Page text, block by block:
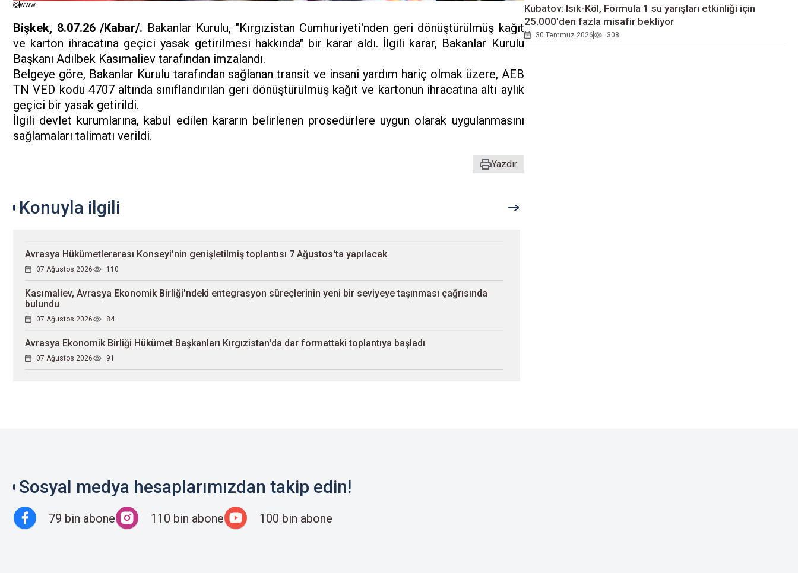
www
Bişkek, 8.07.26 /Kabar/. Bakanlar Kurulu, "Kırgızistan Cumhuriyeti'nden geri dönüştürülmüş kağıt
ve karton ihracatına geçici yasak getirilmesi hakkında" bir karar aldı. İlgili karar, Bakanlar Kurulu
Başkanı Adılbek Kasımaliev tarafından imzalandı.
Belgeye göre, Bakanlar Kurulu tarafından sağlanan transit ve insani yardım hariç olmak üzere, AEB
TN VED kodu 4707 altında sınıflandırılan geri dönüştürülmüş kağıt ve kartonun ihracatına altı aylık
geçici bir yasak getirildi.
İlgili devlet kurumlarına, kabul edilen kararın belirlenen prosedürlere uygun olarak uygulanmasını
sağlamaları talimatı verildi.
Yazdır
Kubatov: Isık-Köl, Formula 1 su yarışları etkinliği için
25.000'den fazla misafir bekliyor
30 Temmuz 2026 308
Konuyla ilgili
Avrasya Hükümetlerarası Konseyi'nin genişletilmiş toplantısı 7 Ağustos'ta yapılacak
07 Ağustos 2026 110
Kasımaliev, Avrasya Ekonomik Birliği'ndeki entegrasyon süreçlerinin yeni bir seviyeye taşınması çağrısında
bulundu
07 Ağustos 2026 84
Avrasya Ekonomik Birliği Hükümet Başkanları Kırgızistan'da dar formattaki toplantıya başladı
07 Ağustos 2026 91
Sosyal medya hesaplarımızdan takip edin!
79 bin abone 110 bin abone 100 bin abone